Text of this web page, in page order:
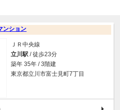
ンション
ＪＲ中央線
立川駅 / 徒歩23分
築年 35年 / 3階建
東京都立川市富士見町7丁目